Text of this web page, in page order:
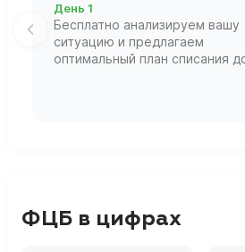
День 1
Бесплатно анализируем вашу
ситуацию и предлагаем
оптимальный план списания
ФЦБ в цифрах